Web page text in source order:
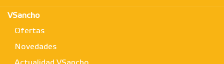
VSancho
Ofertas
Novedades